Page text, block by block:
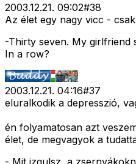
2003.12.21. 09:02#38
Az élet egy nagy vicc -
-Thirty seven. My girlfriend
In a row?
2003.12.21. 04:16#37
eluralkodik a depresszió,
én folyamatosan azt
élet, de megvagyok a